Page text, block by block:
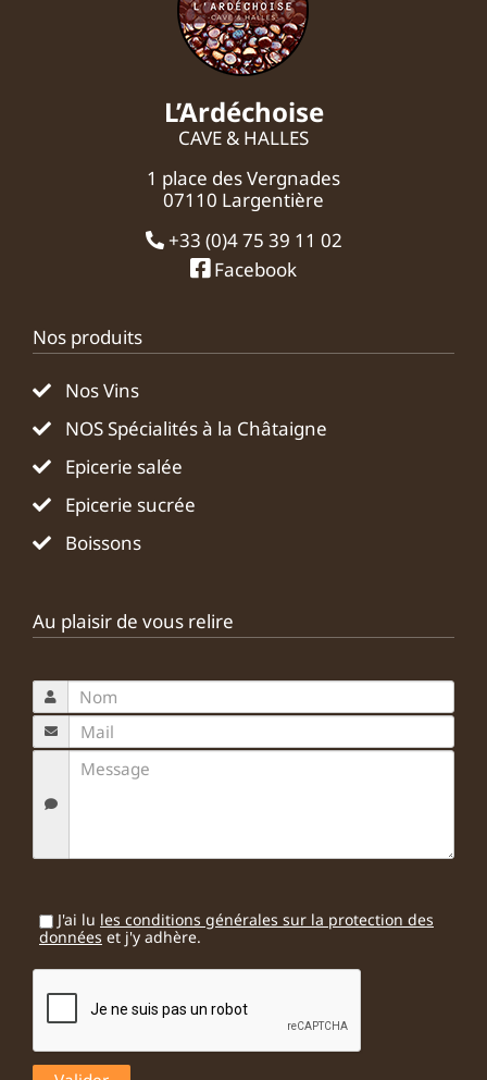
L’Ardéchoise
CAVE & HALLES
1 place des Vergnades
07110 Largentière
+33 (0)4 75 39 11 02
Facebook
Nos produits
Nos Vins
NOS Spécialités à la Châtaigne
Epicerie salée
Epicerie sucrée
Boissons
Au plaisir de vous relire
J'ai lu les conditions générales sur la protection des
données et j'y adhère.